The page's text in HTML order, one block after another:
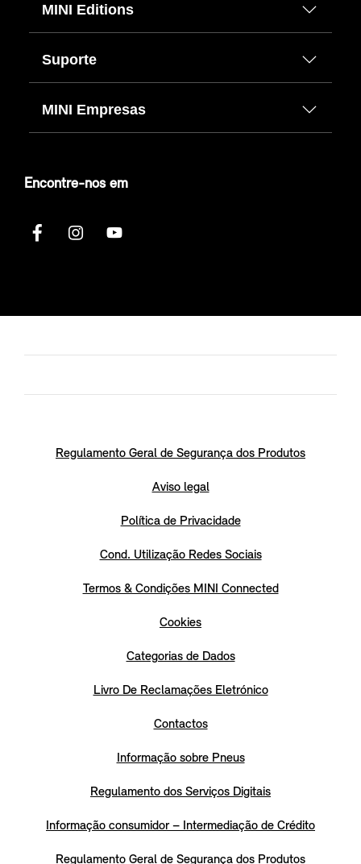
MINI Editions
Suporte
MINI Empresas
Encontre-nos em
Regulamento Geral de Segurança dos Produtos
Aviso legal
Política de Privacidade
Cond. Utilização Redes Sociais
Termos & Condições MINI Connected
Cookies
Categorias de Dados
Livro De Reclamações Eletrónico
Contactos
Informação sobre Pneus
Regulamento dos Serviços Digitais
Informação consumidor – Intermediação de Crédito
Regulamento Geral de Segurança dos Produtos